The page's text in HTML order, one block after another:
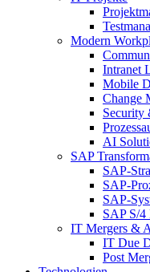
Modern
Intranet
Mobile
Change
Security
AI
SAP
SAP-
SAP-
SAP-
SAP S/
IT Mergers &
IT Due
Post